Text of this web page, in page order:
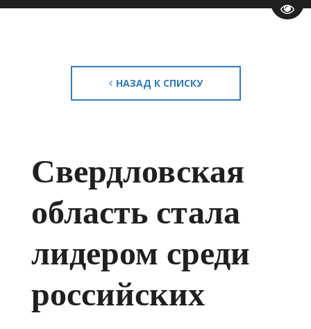
НАЗАД К СПИСКУ
Свердловская
область стала
лидером среди
российских